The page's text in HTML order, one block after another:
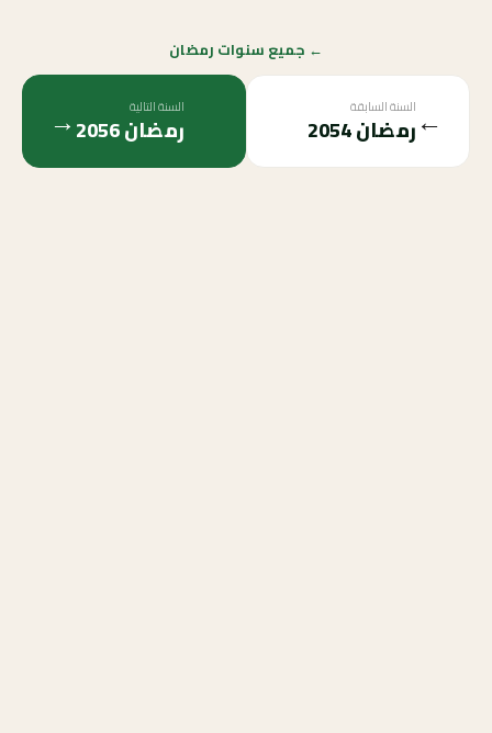
← جميع سنوات رمضان
← السنة السابقة
رمضان2054
السنة التالية
رمضان2056
→